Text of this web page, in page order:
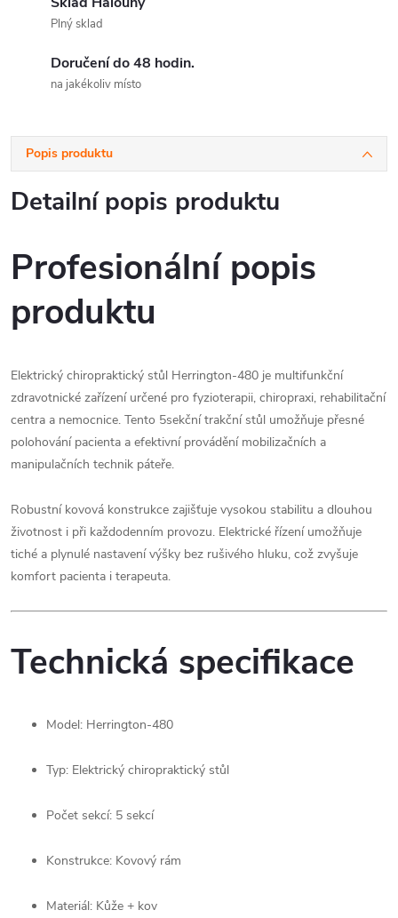
Plný sklad
Doručení do 48 hodin.
na jakékoliv místo
Popis produktu
Detailní popis produktu
Profesionální popis
produktu
Elektrický chiropraktický stůl Herrington-480 je multifunkční
zdravotnické zařízení určené pro fyzioterapii, chiropraxi, rehabilitační
centra a nemocnice. Tento 5sekční trakční stůl umožňuje přesné
polohování pacienta a efektivní provádění mobilizačních a
manipulačních technik páteře.
Robustní kovová konstrukce zajišťuje vysokou stabilitu a dlouhou
životnost i při každodenním provozu. Elektrické řízení umožňuje
tiché a plynulé nastavení výšky bez rušivého hluku, což zvyšuje
komfort pacienta i terapeuta.
Technická specifikace
Model: Herrington-480
Typ: Elektrický chiropraktický stůl
Počet sekcí: 5 sekcí
Konstrukce: Kovový rám
Materiál: Kůže + kov